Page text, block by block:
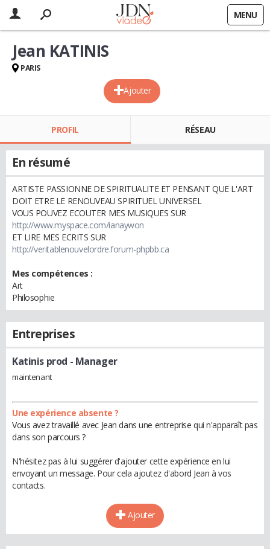
MENU
Ajouter
Jean KATINIS
PARIS
PROFIL RÉSEAU
En résumé
ARTISTE PASSIONNE DE SPIRITUALITE ET PENSANT QUE L'ART
DOIT ETRE LE RENOUVEAU SPIRITUEL UNIVERSEL
VOUS POUVEZ ECOUTER MES MUSIQUES SUR
http://www.myspace.com/ianaywon
ET LIRE MES ECRITS SUR
http://veritablenouvelordre.forum-phpbb.ca
Mes compétences :
Art
Philosophie
Entreprises
Katinis prod - Manager
maintenant
Une expérience absente ?
Vous avez travaillé avec Jean dans une entreprise qui n'apparaît pas
dans son parcours ?
N'hésitez pas à lui suggérer d'ajouter cette expérience en lui
envoyant un message. Pour cela ajoutez d'abord Jean à vos
contacts.
Ajouter